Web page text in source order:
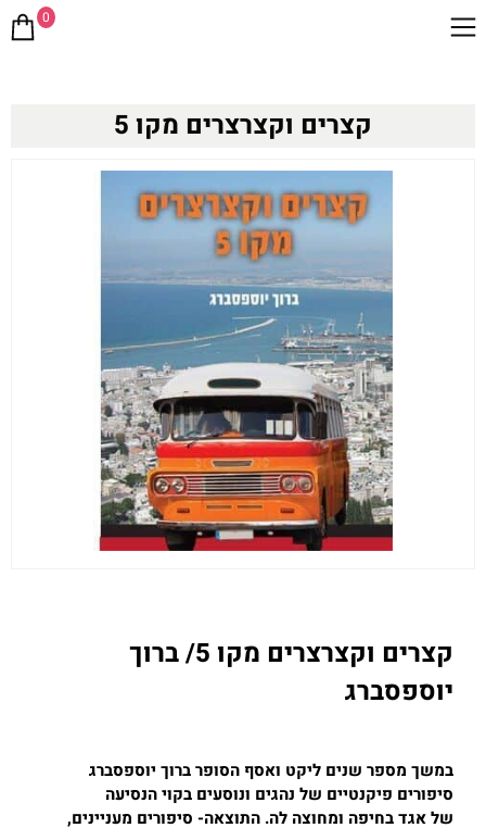
0
קצרים וקצרצרים מקו 5
קצרים וקצרצרים מקו 5/ ברוך
יוספסברג
במשך מספר שנים ליקט ואסף הסופר ברוך יוספסברג
סיפורים פיקנטיים של נהגים ונוסעים בקוי הנסיעה
של אגד בחיפה ומחוצה לה. התוצאה- סיפורים מעניינים,